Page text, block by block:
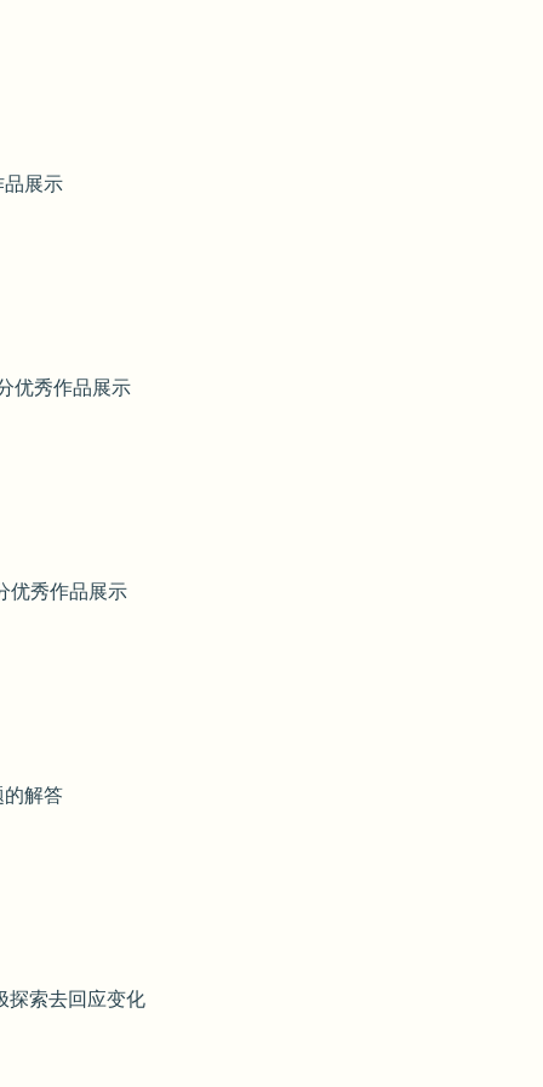
展示
优秀作品展示
优秀作品展示
解答
探索去回应变化